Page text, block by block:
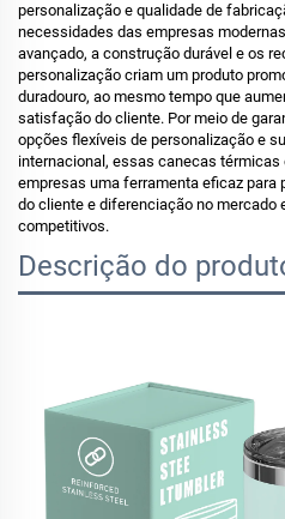
personalização e qualidade de
necessidades das empresas
avançado, a construção durável e os
personalização criam um produto
duradouro, ao mesmo tempo que
satisfação do cliente. Por meio de
opções flexíveis de personalização e
internacional, essas canecas
empresas uma ferramenta eficaz para
do cliente e diferenciação no mercado
competitivos.
Descrição do